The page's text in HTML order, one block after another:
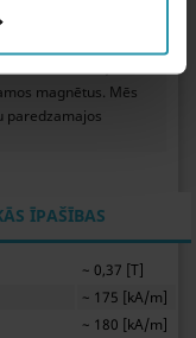
magnētus. Mēs
paredzamajos
ĪPAŠĪBAS
~ 0,37 [T]
~ 175 [kA/m]
~ 180 [kA/m]